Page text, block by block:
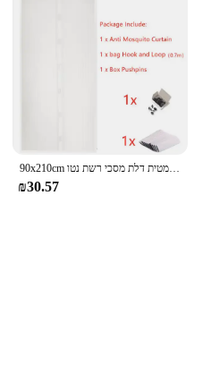
90x210cm פרימיום מגנטי מסך פרימיום קיץ אנטי יתושים חרקים טוס באג וילונות סגירה אוטומטית דלת מסכי רשת נטו
₪30.57